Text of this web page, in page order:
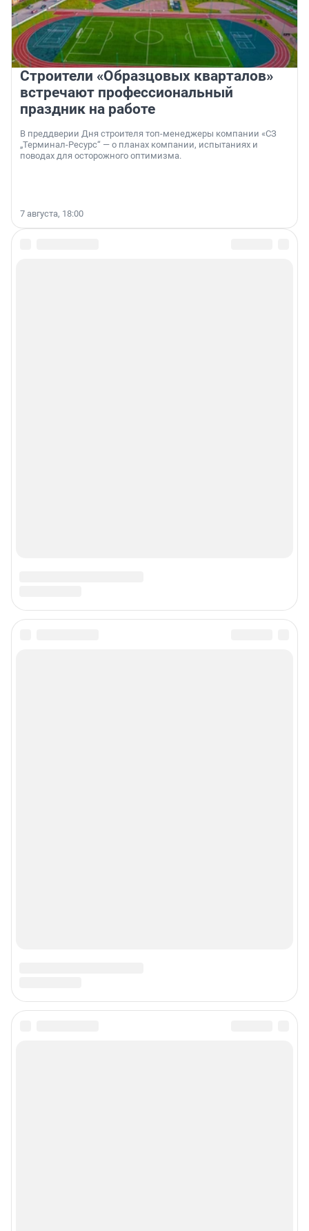
Строители «Образцовых кварталов»
встречают профессиональный
праздник на работе
В преддверии Дня строителя топ-менеджеры компании «СЗ
„Терминал-Ресурс“ — о планах компании, испытаниях и
поводах для осторожного оптимизма.
7 августа, 18:00